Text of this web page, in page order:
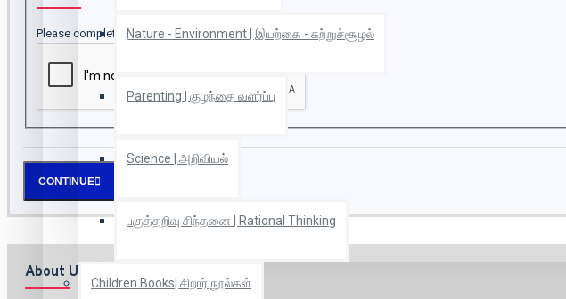
Nature - Environment | இயற்கை - சுற்றுச்சூழல்
Parenting | குழந்தை வளர்ப்பு
Science | அறிவியல்
பகுத்தறிவு சிந்தனை | Rational Thinking
Children Books| சிறார் நூல்கள்
Please complete the captcha validation below
CONTINUE
About Us